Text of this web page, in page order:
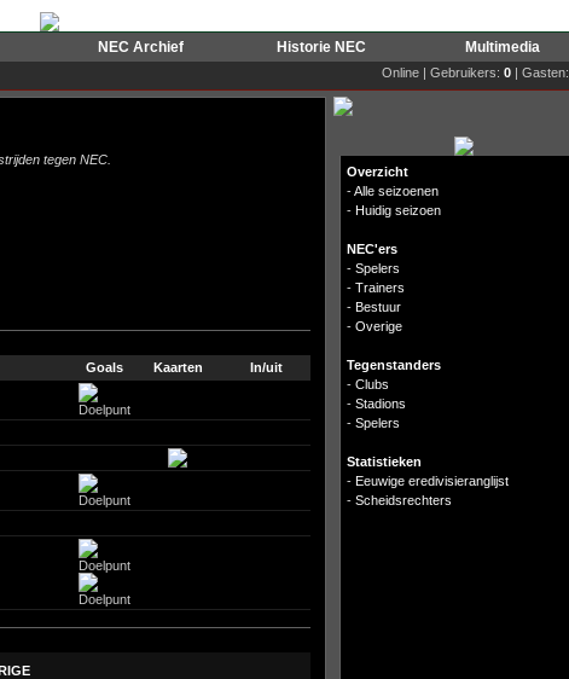
NEC Archief Historie NEC Multimedia
Online | Gebruikers: 0 | Gasten:
tegen NEC.
Goals Kaarten In/uit
Overzicht
-Alle seizoenen
- Huidig seizoen
NEC'ers
- Spelers
- Trainers
- Bestuur
- Overige
Tegenstanders
- Clubs
- Stadions
- Spelers
Statistieken
- Eeuwige eredivisieranglijst
- Scheidsrechters